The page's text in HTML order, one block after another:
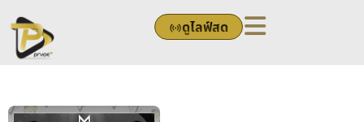
to
content
ดูไลฟ์สด